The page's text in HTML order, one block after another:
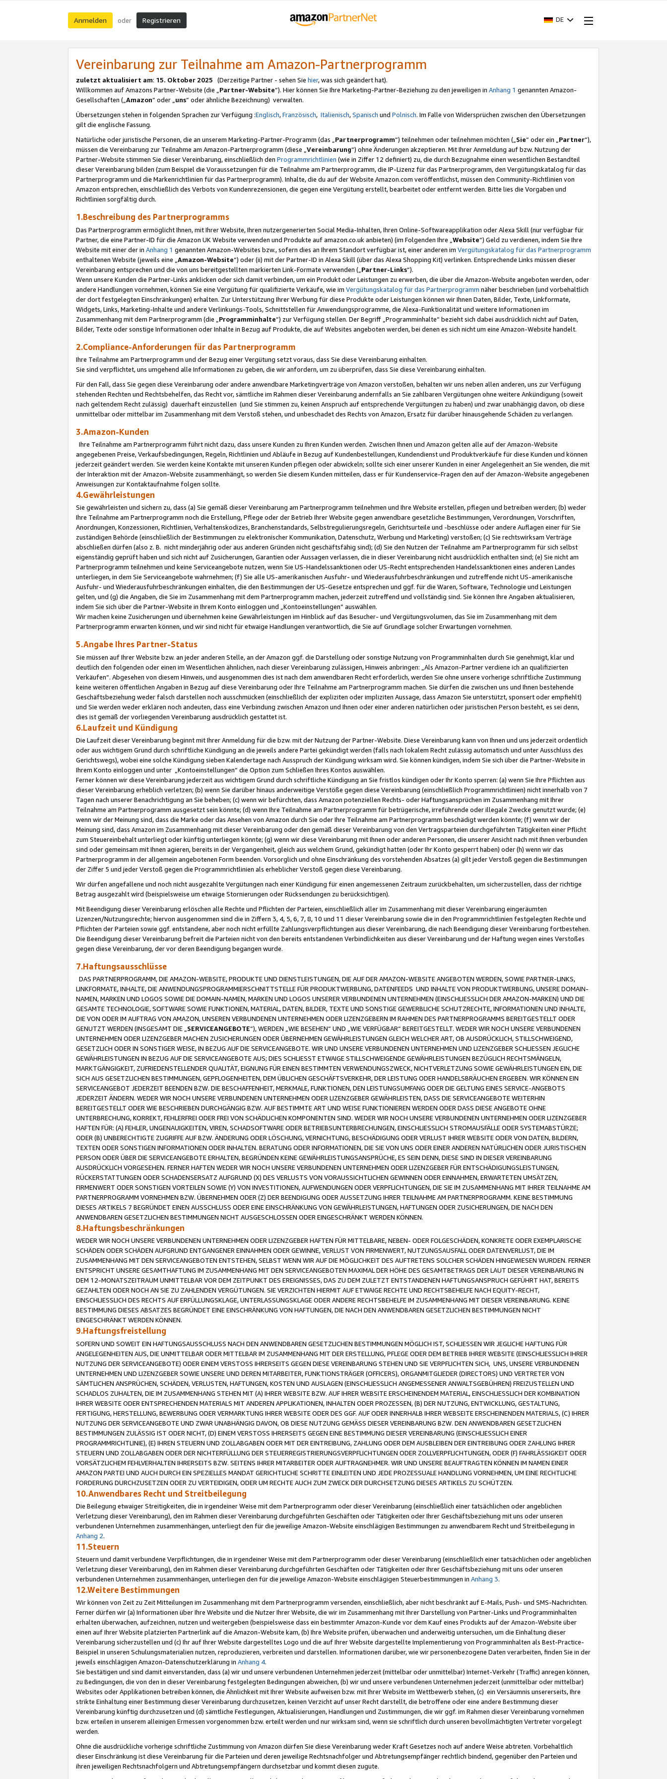
Anmelden oder Registrieren DE
Vereinbarung zur Teilnahme am Amazon-Partnerprogramm
zuletzt aktualisiert am: 15. Oktober 2025 (Derzeitige Partner - sehen Sie hier, was sich geändert hat).
Willkommen auf Amazons Partner-Website (die „Partner-Website“). Hier können Sie Ihre Marketing-Partner-Beziehung zu den jeweiligen in Anhang 1 genannten Amazon-
Gesellschaften („Amazon“ oder „uns“ oder ähnliche Bezeichnung) verwalten.
Übersetzungen stehen in folgenden Sprachen zur Verfügung :Englisch,Französisch, Italienisch,Spanisch und Polnisch. Im Falle von Widersprüchen zwischen den Übersetzungen
gilt die englische Fassung.
Natürliche oder juristische Personen, die an unserem Marketing-Partner-Programm (das „Partnerprogramm“) teilnehmen oder teilnehmen möchten („Sie“ oder ein „Partner“),
müssen die Vereinbarung zur Teilnahme am Amazon-Partnerprogramm (diese „Vereinbarung“) ohne Änderungen akzeptieren. Mit Ihrer Anmeldung auf bzw. Nutzung der
Partner-Website stimmen Sie dieser Vereinbarung, einschließlich den Programmrichtlinien (wie in Ziffer 12 definiert) zu, die durch Bezugnahme einen wesentlichen Bestandteil
dieser Vereinbarung bilden (zum Beispiel die Voraussetzungen für die Teilnahme am Partnerprogramm, die IP-Lizenz für das Partnerprogramm, den Vergütungskatalog für das
Partnerprogramm und die Markenrichtlinien für das Partnerprogramm). Inhalte, die du auf der Website Amazon.com veröffentlichst, müssen den Community-Richtlinien von
Amazon entsprechen, einschließlich des Verbots von Kundenrezensionen, die gegen eine Vergütung erstellt, bearbeitet oder entfernt werden. Bitte lies die Vorgaben und
Richtlinien sorgfältig durch.
1.Beschreibung des Partnerprogramms
Das Partnerprogramm ermöglicht Ihnen, mit Ihrer Website, Ihren nutzergenerierten Social Media-Inhalten, Ihren Online-Softwareapplikation oder Alexa Skill (nur verfügbar für
Partner, die eine Partner-ID für die Amazon UK Website verwenden und Produkte auf amazon.co.uk anbieten) (im Folgenden Ihre „ Website“) Geld zu verdienen, indem Sie Ihre
Website mit einer der in Anhang 1 genannten Amazon-Websites bzw., sofern dies an Ihrem Standort verfügbar ist, einer anderen im Vergütungskatalog für das Partnerprogramm
enthaltenen Website (jeweils eine „ Amazon-Website“) oder (ii) mit der Partner-ID in Alexa Skill (über das Alexa Shopping Kit) verlinken. Entsprechende Links müssen dieser
Vereinbarung entsprechen und die von uns bereitgestellten markierten Link-Formate verwenden („ Partner-Links“).
Wenn unsere Kunden die Partner-Links anklicken oder sich damit verbinden, um ein Produkt oder Leistungen zu erwerben, die über die Amazon-Website angeboten werden, oder
andere Handlungen vornehmen, können Sie eine Vergütung für qualifizierte Verkäufe, wie im Vergütungskatalog für das Partnerprogramm näher beschrieben (und vorbehaltlich
der dort festgelegten Einschränkungen) erhalten. Zur Unterstützung Ihrer Werbung für diese Produkte oder Leistungen können wir Ihnen Daten, Bilder, Texte, Linkformate,
Widgets, Links, Marketing-Inhalte und andere Verlinkungs-Tools, Schnittstellen für Anwendungsprogramme, die Alexa-Funktionalität und weitere Informationen im
Zusammenhang mit dem Partnerprogramm (die „ Programminhalte“) zur Verfügung stellen. Der Begriff „Programminhalte“ bezieht sich dabei ausdrücklich nicht auf Daten,
Bilder, Texte oder sonstige Informationen oder Inhalte in Bezug auf Produkte, die auf Websites angeboten werden, bei denen es sich nicht um eine Amazon-Website handelt.
2.Compliance-Anforderungen für das Partnerprogramm
Ihre Teilnahme am Partnerprogramm und der Bezug einer Vergütung setzt voraus, dass Sie diese Vereinbarung einhalten.
Sie sind verpflichtet, uns umgehend alle Informationen zu geben, die wir anfordern, um zu überprüfen, dass Sie diese Vereinbarung einhalten.
Für den Fall, dass Sie gegen diese Vereinbarung oder andere anwendbare Marketingverträge von Amazon verstoßen, behalten wir uns neben allen anderen, uns zur Verfügung
stehenden Rechten und Rechtsbehelfen, das Recht vor, sämtliche im Rahmen dieser Vereinbarung andernfalls an Sie zahlbaren Vergütungen ohne weitere Ankündigung (soweit
nach geltendem Recht zulässig) dauerhaft einzustellen (und Sie stimmen zu, keinen Anspruch auf entsprechende Vergütungen zu haben) und zwar unabhängig davon, ob diese
unmittelbar oder mittelbar im Zusammenhang mit dem Verstoß stehen, und unbeschadet des Rechts von Amazon, Ersatz für darüber hinausgehende Schäden zu verlangen.
3.Amazon-Kunden
Ihre Teilnahme am Partnerprogramm führt nicht dazu, dass unsere Kunden zu Ihren Kunden werden. Zwischen Ihnen und Amazon gelten alle auf der Amazon-Website
angegebenen Preise, Verkaufsbedingungen, Regeln, Richtlinien und Abläufe in Bezug auf Kundenbestellungen, Kundendienst und Produktverkäufe für diese Kunden und können
jederzeit geändert werden. Sie werden keine Kontakte mit unseren Kunden pflegen oder abwickeln; sollte sich einer unserer Kunden in einer Angelegenheit an Sie wenden, die mit
der Interaktion mit der Amazon-Website zusammenhängt, so werden Sie diesem Kunden mitteilen, dass er für Kundenservice-Fragen den auf der Amazon-Website angegebenen
Anweisungen zur Kontaktaufnahme folgen sollte.
4.Gewährleistungen
Sie gewährleisten und sichern zu, dass (a) Sie gemäß dieser Vereinbarung am Partnerprogramm teilnehmen und Ihre Website erstellen, pflegen und betreiben werden; (b) weder
Ihre Teilnahme am Partnerprogramm noch die Erstellung, Pflege oder der Betrieb Ihrer Website gegen anwendbare gesetzliche Bestimmungen, Verordnungen, Vorschriften,
Anordnungen, Konzessionen, Richtlinien, Verhaltenskodizes, Branchenstandards, Selbstregulierungsregeln, Gerichtsurteile und -beschlüsse oder andere Auflagen einer für Sie
zuständigen Behörde (einschließlich der Bestimmungen zu elektronischer Kommunikation, Datenschutz, Werbung und Marketing) verstoßen; (c) Sie rechtswirksam Verträge
abschließen dürfen (also z. B. nicht minderjährig oder aus anderen Gründen nicht geschäftsfähig sind); (d) Sie den Nutzen der Teilnahme am Partnerprogramm für sich selbst
eigenständig geprüft haben und sich nicht auf Zusicherungen, Garantien oder Aussagen verlassen, die in dieser Vereinbarung nicht ausdrücklich enthalten sind; (e) Sie nicht am
Partnerprogramm teilnehmen und keine Serviceangebote nutzen, wenn Sie US-Handelssanktionen oder US-Recht entsprechenden Handelssanktionen eines anderen Landes
unterliegen, in dem Sie Serviceangebote wahrnehmen; (f) Sie alle US-amerikanischen Ausfuhr- und Wiederausfuhrbeschränkungen und zutreffende nicht US-amerikanische
Ausfuhr- und Wiederausfuhrbeschränkungen einhalten, die den Bestimmungen der US-Gesetze entsprechen und ggf. für die Waren, Software, Technologie und Leistungen
gelten, und (g) die Angaben, die Sie im Zusammenhang mit dem Partnerprogramm machen, jederzeit zutreffend und vollständig sind. Sie können Ihre Angaben aktualisieren,
indem Sie sich über die Partner-Website in Ihrem Konto einloggen und „Kontoeinstellungen“ auswählen.
Wir machen keine Zusicherungen und übernehmen keine Gewährleistungen im Hinblick auf das Besucher- und Vergütungsvolumen, das Sie im Zusammenhang mit dem
Partnerprogramm erwarten können, und wir sind nicht für etwaige Handlungen verantwortlich, die Sie auf Grundlage solcher Erwartungen vornehmen.
5.Angabe Ihres Partner-Status
Sie müssen auf Ihrer Website bzw. an jeder anderen Stelle, an der Amazon ggf. die Darstellung oder sonstige Nutzung von Programminhalten durch Sie genehmigt, klar und
deutlich den folgenden oder einen im Wesentlichen ähnlichen, nach dieser Vereinbarung zulässigen, Hinweis anbringen: „Als Amazon-Partner verdiene ich an qualifizierten
Verkäufen“. Abgesehen von diesem Hinweis, und ausgenommen dies ist nach dem anwendbaren Recht erforderlich, werden Sie ohne unsere vorherige schriftliche Zustimmung
keine weiteren öffentlichen Angaben in Bezug auf diese Vereinbarung oder Ihre Teilnahme am Partnerprogramm machen. Sie dürfen die zwischen uns und Ihnen bestehende
Geschäftsbeziehung weder falsch darstellen noch ausschmücken (einschließlich der expliziten oder impliziten Aussage, dass Amazon Sie unterstützt, sponsert oder empfiehlt)
und Sie werden weder erklären noch andeuten, dass eine Verbindung zwischen Amazon und Ihnen oder einer anderen natürlichen oder juristischen Person besteht, es sei denn,
dies ist gemäß der vorliegenden Vereinbarung ausdrücklich gestattet ist.
6.Laufzeit und Kündigung
Die Laufzeit dieser Vereinbarung beginnt mit Ihrer Anmeldung für die bzw. mit der Nutzung der Partner-Website. Diese Vereinbarung kann von Ihnen und uns jederzeit ordentlich
oder aus wichtigem Grund durch schriftliche Kündigung an die jeweils andere Partei gekündigt werden (falls nach lokalem Recht zulässig automatisch und unter Ausschluss des
Gerichtswegs), wobei eine solche Kündigung sieben Kalendertage nach Ausspruch der Kündigung wirksam wird. Sie können kündigen, indem Sie sich über die Partner-Website in
Ihrem Konto einloggen und unter „Kontoeinstellungen“ die Option zum Schließen Ihres Kontos auswählen.
Ferner können wir diese Vereinbarung jederzeit aus wichtigem Grund durch schriftliche Kündigung an Sie fristlos kündigen oder Ihr Konto sperren: (a) wenn Sie Ihre Pflichten aus
dieser Vereinbarung erheblich verletzen; (b) wenn Sie darüber hinaus anderweitige Verstöße gegen diese Vereinbarung (einschließlich Programmrichtlinien) nicht innerhalb von 7
Tagen nach unserer Benachrichtigung an Sie beheben; (c) wenn wir befürchten, dass Amazon potenziellen Rechts- oder Haftungsansprüchen im Zusammenhang mit Ihrer
Teilnahme am Partnerprogramm ausgesetzt sein könnte; (d) wenn Ihre Teilnahme am Partnerprogramm für betrügerische, irreführende oder illegale Zwecke genutzt wurde; (e)
wenn wir der Meinung sind, dass die Marke oder das Ansehen von Amazon durch Sie oder Ihre Teilnahme am Partnerprogramm beschädigt werden könnte; (f) wenn wir der
Meinung sind, dass Amazon im Zusammenhang mit dieser Vereinbarung oder den gemäß dieser Vereinbarung von den Vertragsparteien durchgeführten Tätigkeiten einer Pflicht
zum Steuereinbehalt unterliegt oder künftig unterliegen könnte; (g) wenn wir diese Vereinbarung mit Ihnen oder anderen Personen, die unserer Ansicht nach mit Ihnen verbunden
sind oder gemeinsam mit Ihnen agieren, bereits in der Vergangenheit, gleich aus welchem Grund, gekündigt hatten (oder Ihr Konto gesperrt haben) oder (h) wenn wir das
Partnerprogramm in der allgemein angebotenen Form beenden. Vorsorglich und ohne Einschränkung des vorstehenden Absatzes (a) gilt jeder Verstoß gegen die Bestimmungen
der Ziffer 5 und jeder Verstoß gegen die Programmrichtlinien als erheblicher Verstoß gegen diese Vereinbarung.
Wir dürfen angefallene und noch nicht ausgezahlte Vergütungen nach einer Kündigung für einen angemessenen Zeitraum zurückbehalten, um sicherzustellen, dass der richtige
Betrag ausgezahlt wird (beispielsweise um etwaige Stornierungen oder Rücksendungen zu berücksichtigen).
Mit Beendigung dieser Vereinbarung erlöschen alle Rechte und Pflichten der Parteien, einschließlich aller im Zusammenhang mit dieser Vereinbarung eingeräumten
Lizenzen/Nutzungsrechte; hiervon ausgenommen sind die in Ziffern 3, 4, 5, 6, 7, 8, 10 und 11 dieser Vereinbarung sowie die in den Programmrichtlinien festgelegten Rechte und
Pflichten der Parteien sowie ggf. entstandene, aber noch nicht erfüllte Zahlungsverpflichtungen aus dieser Vereinbarung, die nach Beendigung dieser Vereinbarung fortbestehen.
Die Beendigung dieser Vereinbarung befreit die Parteien nicht von den bereits entstandenen Verbindlichkeiten aus dieser Vereinbarung und der Haftung wegen eines Verstoßes
gegen diese Vereinbarung, der vor deren Beendigung begangen wurde.
7.Haftungsausschlüsse
DAS PARTNERPROGRAMM, DIE AMAZON-WEBSITE, PRODUKTE UND DIENSTLEISTUNGEN, DIE AUF DER AMAZON-WEBSITE ANGEBOTEN WERDEN, SOWIE PARTNER-LINKS,
LINKFORMATE, INHALTE, DIE ANWENDUNGSPROGRAMMIERSCHNITTSTELLE FÜR PRODUKTWERBUNG, DATENFEEDS UND INHALTE VON PRODUKTWERBUNG, UNSERE DOMAIN-
NAMEN, MARKEN UND LOGOS SOWIE DIE DOMAIN-NAMEN, MARKEN UND LOGOS UNSERER VERBUNDENEN UNTERNEHMEN (EINSCHLIESSLICH DER AMAZON-MARKEN) UND DIE
GESAMTE TECHNOLOGIE, SOFTWARE SOWIE FUNKTIONEN, MATERIAL, DATEN, BILDER, TEXTE UND SONSTIGE GEWERBLICHE SCHUTZRECHTE, INFORMATIONEN UND INHALTE,
DIE VON ODER IM AUFTRAG VON AMAZON, UNSEREN VERBUNDENEN UNTERNEHMEN ODER LIZENZGEBERN IM RAHMEN DES PARTNERPROGRAMMS BEREITGESTELLT ODER
GENUTZT WERDEN (INSGESAMT DIE „ SERVICEANGEBOTE“), WERDEN „WIE BESEHEN“ UND „WIE VERFÜGBAR“ BEREITGESTELLT. WEDER WIR NOCH UNSERE VERBUNDENEN
UNTERNEHMEN ODER LIZENZGEBER MACHEN ZUSICHERUNGEN ODER ÜBERNEHMEN GEWÄHRLEISTUNGEN GLEICH WELCHER ART, OB AUSDRÜCKLICH, STILLSCHWEIGEND,
GESETZLICH ODER IN SONSTIGER WEISE, IN BEZUG AUF DIE SERVICEANGEBOTE. WIR UND UNSERE VERBUNDENEN UNTERNEHMEN UND LIZENZGEBER SCHLIESSEN JEGLICHE
GEWÄHRLEISTUNGEN IN BEZUG AUF DIE SERVICEANGEBOTE AUS; DIES SCHLIESST ETWAIGE STILLSCHWEIGENDE GEWÄHRLEISTUNGEN BEZÜGLICH RECHTSMÄNGELN,
MARKTGÄNGIGKEIT, ZUFRIEDENSTELLENDER QUALITÄT, EIGNUNG FÜR EINEN BESTIMMTEN VERWENDUNGSZWECK, NICHTVERLETZUNG SOWIE GEWÄHRLEISTUNGEN EIN, DIE
SICH AUS GESETZLICHEN BESTIMMUNGEN, GEPFLOGENHEITEN, DEM ÜBLICHEN GESCHÄFTSVERKEHR, DER LEISTUNG ODER HANDELSBRÄUCHEN ERGEBEN. WIR KÖNNEN EIN
SERVICEANGEBOT JEDERZEIT BEENDEN BZW. DIE BESCHAFFENHEIT, MERKMALE, FUNKTIONEN, DEN LEISTUNGSUMFANG ODER DIE GELTUNG EINES SERVICE-ANGEBOTS
JEDERZEIT ÄNDERN. WEDER WIR NOCH UNSERE VERBUNDENEN UNTERNEHMEN ODER LIZENZGEBER GEWÄHRLEISTEN, DASS DIE SERVICEANGEBOTE WEITERHIN
BEREITGESTELLT ODER WIE BESCHRIEBEN DURCHGÄNGIG BZW. AUF BESTIMMTE ART UND WEISE FUNKTIONIEREN WERDEN ODER DASS DIESE ANGEBOTE OHNE
UNTERBRECHUNG, KORREKT, FEHLERFREI ODER FREI VON SCHÄDLICHEN KOMPONENTEN SIND. WEDER WIR NOCH UNSERE VERBUNDENEN UNTERNEHMEN ODER LIZENZGEBER
HAFTEN FÜR: (A) FEHLER, UNGENAUIGKEITEN, VIREN, SCHADSOFTWARE ODER BETRIEBSUNTERBRECHUNGEN, EINSCHLIESSLICH STROMAUSFÄLLE ODER SYSTEMABSTÜRZE;
ODER (B) UNBERECHTIGTE ZUGRIFFE AUF BZW. ÄNDERUNG ODER LÖSCHUNG, VERNICHTUNG, BESCHÄDIGUNG ODER VERLUST IHRER WEBSITE ODER VON DATEN, BILDERN,
TEXTEN ODER SONSTIGEN INFORMATIONEN ODER INHALTEN. BERATUNG ODER INFORMATIONEN, DIE SIE VON UNS ODER EINER ANDEREN NATÜRLICHEN ODER JURISTISCHEN
PERSON ODER ÜBER DIE SERVICEANGEBOTE ERHALTEN, BEGRÜNDEN KEINE GEWÄHRLEISTUNGSANSPRÜCHE, ES SEIN DENN, DIESE SIND IN DIESER VEREINBARUNG
AUSDRÜCKLICH VORGESEHEN. FERNER HAFTEN WEDER WIR NOCH UNSERE VERBUNDENEN UNTERNEHMEN ODER LIZENZGEBER FÜR ENTSCHÄDIGUNGSLEISTUNGEN,
RÜCKERSTATTUNGEN ODER SCHADENSERSATZ AUFGRUND (X) DES VERLUSTS VON VORAUSSICHTLICHEN GEWINNEN ODER EINNAHMEN, ERWARTETEN UMSÄTZEN,
FIRMENWERT ODER SONSTIGEN VORTEILEN SOWIE (Y) VON INVESTITIONEN, AUFWENDUNGEN ODER VERPFLICHTUNGEN, DIE SIE IM ZUSAMMENHANG MIT IHRER TEILNAHME AM
PARTNERPROGRAMM VORNEHMEN BZW. ÜBERNEHMEN ODER (Z) DER BEENDIGUNG ODER AUSSETZUNG IHRER TEILNAHME AM PARTNERPROGRAMM. KEINE BESTIMMUNG
DIESES ARTIKELS 7 BEGRÜNDET EINEN AUSSCHLUSS ODER EINE EINSCHRÄNKUNG VON GEWÄHRLEISTUNGEN, HAFTUNGEN ODER ZUSICHERUNGEN, DIE NACH DEN
ANWENDBAREN GESETZLICHEN BESTIMMUNGEN NICHT AUSGESCHLOSSEN ODER EINGESCHRÄNKT WERDEN KÖNNEN.
8.Haftungsbeschränkungen
WEDER WIR NOCH UNSERE VERBUNDENEN UNTERNEHMEN ODER LIZENZGEBER HAFTEN FÜR MITTELBARE, NEBEN- ODER FOLGESCHÄDEN, KONKRETE ODER EXEMPLARISCHE
SCHÄDEN ODER SCHÄDEN AUFGRUND ENTGANGENER EINNAHMEN ODER GEWINNE, VERLUST VON FIRMENWERT, NUTZUNGSAUSFALL ODER DATENVERLUST, DIE IM
ZUSAMMENHANG MIT DEN SERVICEANGEBOTEN ENTSTEHEN, SELBST WENN WIR AUF DIE MÖGLICHKEIT DES AUFTRETENS SOLCHER SCHÄDEN HINGEWIESEN WURDEN. FERNER
ENTSPRICHT UNSERE GESAMTHAFTUNG IM ZUSAMMENHANG MIT DEN SERVICEANGEBOTEN MAXIMAL DER HÖHE DES GESAMTBETRAGS DER LAUT DIESER VEREINBARUNG IN
DEM 12-MONATSZEITRAUM UNMITTELBAR VOR DEM ZEITPUNKT DES EREIGNISSES, DAS ZU DEM ZULETZT ENTSTANDENEN HAFTUNGSANSPRUCH GEFÜHRT HAT, BEREITS
GEZAHLTEN ODER NOCH AN SIE ZU ZAHLENDEN VERGÜTUNGEN. SIE VERZICHTEN HIERMIT AUF ETWAIGE RECHTE UND RECHTSBEHELFE NACH EQUITY-RECHT,
EINSCHLIESSLICH DES RECHTS AUF ERFÜLLUNGSKLAGE, UNTERLASSUNGSKLAGE ODER ANDERE RECHTSBEHELFE IM ZUSAMMENHANG MIT DIESER VEREINBARUNG. KEINE
BESTIMMUNG DIESES ABSATZES BEGRÜNDET EINE EINSCHRÄNKUNG VON HAFTUNGEN, DIE NACH DEN ANWENDBAREN GESETZLICHEN BESTIMMUNGEN NICHT
EINGESCHRÄNKT WERDEN KÖNNEN.
9.Haftungsfreistellung
SOFERN UND SOWEIT EIN HAFTUNGSAUSSCHLUSS NACH DEN ANWENDBAREN GESETZLICHEN BESTIMMUNGEN MÖGLICH IST, SCHLIESSEN WIR JEGLICHE HAFTUNG FÜR
ANGELEGENHEITEN AUS, DIE UNMITTELBAR ODER MITTELBAR IM ZUSAMMENHANG MIT DER ERSTELLUNG, PFLEGE ODER DEM BETRIEB IHRER WEBSITE (EINSCHLIESSLICH IHRER
NUTZUNG DER SERVICEANGEBOTE) ODER EINEM VERSTOSS IHRERSEITS GEGEN DIESE VEREINBARUNG STEHEN UND SIE VERPFLICHTEN SICH, UNS, UNSERE VERBUNDENEN
UNTERNEHMEN UND LIZENZGEBER SOWIE UNSERE UND DEREN MITARBEITER, FUNKTIONSTRÄGER (OFFICERS), ORGANMITGLIEDER (DIRECTORS) UND VERTRETER VON
SÄMTLICHEN ANSPRÜCHEN, SCHÄDEN, VERLUSTEN, HAFTUNGEN, KOSTEN UND AUSLAGEN (EINSCHLIESSLICH ANGEMESSENER ANWALTSGEBÜHREN) FREIZUSTELLEN UND
SCHADLOS ZUHALTEN, DIE IM ZUSAMMENHANG STEHEN MIT (A) IHRER WEBSITE BZW. AUF IHRER WEBSITE ERSCHEINENDEM MATERIAL, EINSCHLIESSLICH DER KOMBINATION
IHRER WEBSITE ODER ENTSPRECHENDEN MATERIALS MIT ANDEREN APPLIKATIONEN, INHALTEN ODER PROZESSEN, (B) DER NUTZUNG, ENTWICKLUNG, GESTALTUNG,
FERTIGUNG, HERSTELLUNG, BEWERBUNG ODER VERMARKTUNG IHRER WEBSITE ODER DES GGF. AUF ODER INNERHALB IHRER WEBSEITE ERSCHEINENDEN MATERIALS, (C) IHRER
NUTZUNG DER SERVICEANGEBOTE UND ZWAR UNABHÄNGIG DAVON, OB DIESE NUTZUNG GEMÄSS DIESER VEREINBARUNG BZW. DEN ANWENDBAREN GESETZLICHEN
BESTIMMUNGEN ZULÄSSIG IST ODER NICHT, (D) EINEM VERSTOSS IHRERSEITS GEGEN EINE BESTIMMUNG DIESER VEREINBARUNG (EINSCHLIESSLICH EINER
PROGRAMMRICHTLINIE), (E) IHREN STEUERN UND ZOLLABGABEN ODER MIT DER EINTREIBUNG, ZAHLUNG ODER DEM AUSBLEIBEN DER EINTREIBUNG ODER ZAHLUNG IHRER
STEUERN UND ZOLLABGABEN ODER DER NICHTERFÜLLUNG DER STEUERREGISTRIERUNGSVERPFLICHTUNGEN ODER ZOLLVERPFLICHTUNGEN, ODER (F) FAHRLÄSSIGKEIT ODER
VORSÄTZLICHEM FEHLVERHALTEN IHRERSEITS BZW. SEITENS IHRER MITARBEITER ODER AUFTRAGNEHMER. WIR UND UNSERE BEAUFTRAGTEN KÖNNEN IM NAMEN EINER
AMAZON PARTEI UND AUCH DURCH EIN SPEZIELLES MANDAT GERICHTLICHE SCHRITTE EINLEITEN UND JEDE PROZESSUALE HANDLUNG VORNEHMEN, UM EINE RECHTLICHE
FORDERUNG DURCHZUSETZEN ODER ZU VERTEIDIGEN, ODER UM RECHTE AUCH ZUM ZWECK DER DURCHSETZUNG DIESES ARTIKELS ZU SCHÜTZEN.
10.Anwendbares Recht und Streitbeilegung
Die Beilegung etwaiger Streitigkeiten, die in irgendeiner Weise mit dem Partnerprogramm oder dieser Vereinbarung (einschließlich einer tatsächlichen oder angeblichen
Verletzung dieser Vereinbarung), den im Rahmen dieser Vereinbarung durchgeführten Geschäften oder Tätigkeiten oder Ihrer Geschäftsbeziehung mit uns oder unseren
verbundenen Unternehmen zusammenhängen, unterliegt den für die jeweilige Amazon-Website einschlägigen Bestimmungen zu anwendbarem Recht und Streitbeilegung in
Anhang 2.
11.Steuern
Steuern und damit verbundene Verpflichtungen, die in irgendeiner Weise mit dem Partnerprogramm oder dieser Vereinbarung (einschließlich einer tatsächlichen oder angeblichen
Verletzung dieser Vereinbarung), den im Rahmen dieser Vereinbarung durchgeführten Geschäften oder Tätigkeiten oder Ihrer Geschäftsbeziehung mit uns oder unseren
verbundenen Unternehmen zusammenhängen, unterliegen den für die jeweilige Amazon-Website einschlägigen Steuerbestimmungen in Anhang 3.
12.Weitere Bestimmungen
Wir können von Zeit zu Zeit Mitteilungen im Zusammenhang mit dem Partnerprogramm versenden, einschließlich, aber nicht beschränkt auf E-Mails, Push- und SMS-Nachrichten.
Ferner dürfen wir (a) Informationen über Ihre Website und die Nutzer Ihrer Website, die wir im Zusammenhang mit Ihrer Darstellung von Partner-Links und Programminhalten
erhalten überwachen, aufzeichnen, nutzen und weitergeben (beispielsweise dass ein bestimmter Amazon-Kunde vor dem Kauf eines Produkts auf der Amazon-Website über
einen auf Ihrer Website platzierten Partnerlink auf die Amazon-Website kam, (b) Ihre Website prüfen, überwachen und anderweitig untersuchen, um die Einhaltung dieser
Vereinbarung sicherzustellen und (c) Ihr auf Ihrer Website dargestelltes Logo und die auf Ihrer Website dargestellte Implementierung von Programminhalten als Best-Practice-
Beispiel in unseren Schulungsmaterialien nutzen, reproduzieren, verbreiten und darstellen. Informationen darüber, wie wir personenbezogene Daten verarbeiten, finden Sie in der
jeweils einschlägigen Amazon-Datenschutzerklärung in Anhang 4.
Sie bestätigen und sind damit einverstanden, dass (a) wir und unsere verbundenen Unternehmen jederzeit (mittelbar oder unmittelbar) Internet-Verkehr (Traffic) anregen können,
zu Bedingungen, die von den in dieser Vereinbarung festgelegten Bedingungen abweichen, (b) wir und unsere verbundenen Unternehmen jederzeit (unmittelbar oder mittelbar)
Websites oder Applikationen betreiben können, die Ähnlichkeit mit Ihrer Website aufweisen bzw. mit Ihrer Website im Wettbewerb stehen, (c) ein Versäumnis unsererseits, Ihre
strikte Einhaltung einer Bestimmung dieser Vereinbarung durchzusetzen, keinen Verzicht auf unser Recht darstellt, die betroffene oder eine andere Bestimmung dieser
Vereinbarung künftig durchzusetzen und (d) sämtliche Festlegungen, Aktualisierungen, Handlungen und Zustimmungen, die wir ggf. im Rahmen dieser Vereinbarung vornehmen
bzw. erteilen in unserem alleinigen Ermessen vorgenommen bzw. erteilt werden und nur wirksam sind, wenn sie schriftlich durch unseren bevollmächtigten Vertreter vorgelegt
werden.
Ohne die ausdrückliche vorherige schriftliche Zustimmung von Amazon dürfen Sie diese Vereinbarung weder Kraft Gesetzes noch auf andere Weise abtreten. Vorbehaltlich
dieser Einschränkung ist diese Vereinbarung für die Parteien und deren jeweilige Rechtsnachfolger und Abtretungsempfänger rechtlich bindend, gegenüber den Parteien und
ihren jeweiligen Rechtsnachfolgern und Abtretungsempfängern durchsetzbar und kommt diesen zugute.